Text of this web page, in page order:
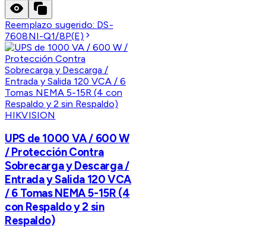
Reemplazo sugerido: DS-
7608NI-Q1/8P(E)
HIKVISION
UPS de 1000 VA / 600 W
/ Protección Contra
Sobrecarga y Descarga /
Entrada y Salida 120 VCA
/ 6 Tomas NEMA 5-15R (4
con Respaldo y 2 sin
Respaldo)